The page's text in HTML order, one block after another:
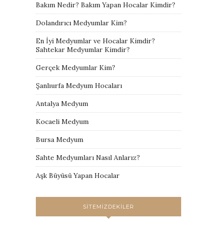
Bakım Nedir? Bakım Yapan Hocalar Kimdir?
Dolandırıcı Medyumlar Kim?
En İyi Medyumlar ve Hocalar Kimdir?
Sahtekar Medyumlar Kimdir?
Gerçek Medyumlar Kim?
Şanlıurfa Medyum Hocaları
Antalya Medyum
Kocaeli Medyum
Bursa Medyum
Sahte Medyumları Nasıl Anlarız?
Aşk Büyüsü Yapan Hocalar
SITEMIZDEKILER